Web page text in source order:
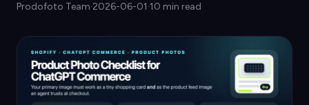
Prodofoto Team·2026-06-01·10 min read